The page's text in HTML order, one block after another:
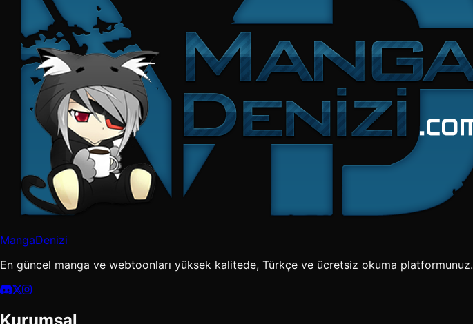
MangaDenizi
En güncel manga ve webtoonları yüksek kalitede, Türkçe ve ücretsiz okuma platformunuz.